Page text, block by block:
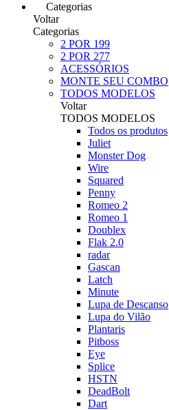
Categorias
Voltar
Categorias
2 POR 199
2 POR 277
ACESSÓRIOS
MONTE SEU COMBO
TODOS MODELOS
Voltar
TODOS MODELOS
Todos os produtos
Juliet
Monster Dog
Wire
Squared
Penny
Romeo 2
Romeo 1
Doublex
Flak 2.0
radar
Gascan
Latch
Minute
Lupa de Descanso
Lupa do Vilão
Plantaris
Pitboss
Eye
Splice
HSTN
DeadBolt
Dart